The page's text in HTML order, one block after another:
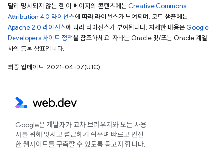
달리 명시되지 않는 한 이 페이지의 콘텐츠에는 Creative Commons
Attribution 4.0 라이선스에 따라 라이선스가 부여되며, 코드 샘플에는
Apache 2.0 라이선스에 따라 라이선스가 부여됩니다. 자세한 내용은 Google
Developers 사이트 정책을 참조하세요. 자바는 Oracle 및/또는 Oracle 계열
사의 등록 상표입니다.
최종 업데이트: 2021-04-07(UTC)
Google은 개발자가 교차 브라우저와 모든 사용
자를 위해 멋지고 접근하기 쉬우며 빠르고 안전
한 웹사이트를 구축할 수 있도록 돕고자 합니다.